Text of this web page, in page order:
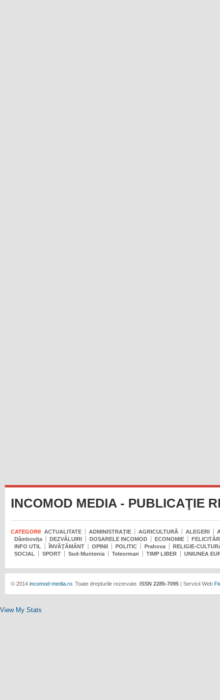
INCOMOD MEDIA - PUBLICAŢIE
CATEGORII ACTUALITATE ADMINISTRAŢIE AGRICULTURĂ ALEGERI
Dâmboviţa
DEZVĂLUIRI DOSARELE INCOMOD ECONOMIE
INFO UTIL
ÎNVĂŢĂMÂNT OPINII POLITIC Prahova
RELIGIE-
SOCIAL
SPORT Sud-Muntenia Teleorman TIMP LIBER UNIUNEA
© 2014incomod-media.ro. Toate drepturile rezervate. ISSN 2285-7095| Servicii Web
View My Stats